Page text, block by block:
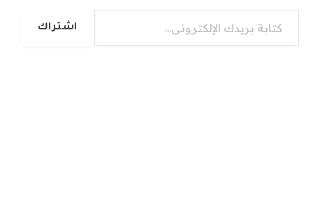
كتابة بريدك الإلكتروني...
اشتراك